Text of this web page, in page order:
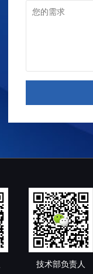
技术部负责人